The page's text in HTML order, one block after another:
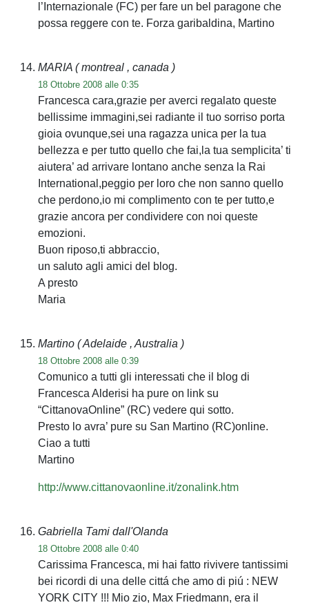
l’Internazionale (FC) per fare un bel paragone che
possa reggere con te. Forza garibaldina, Martino
MARIA ( montreal , canada )
18 Ottobre 2008 alle 0:35
Francesca cara,grazie per averci regalato queste
bellissime immagini,sei radiante il tuo sorriso porta
gioia ovunque,sei una ragazza unica per la tua
bellezza e per tutto quello che fai,la tua semplicita’ ti
aiutera’ ad arrivare lontano anche senza la Rai
International,peggio per loro che non sanno quello
che perdono,io mi complimento con te per tutto,e
grazie ancora per condividere con noi queste
emozioni.
Buon riposo,ti abbraccio,
un saluto agli amici del blog.
A presto
Maria
Martino ( Adelaide , Australia )
18 Ottobre 2008 alle 0:39
Comunico a tutti gli interessati che il blog di
Francesca Alderisi ha pure on link su
“CittanovaOnline” (RC) vedere qui sotto.
Presto lo avra’ pure su San Martino (RC)online.
Ciao a tutti
Martino
http://www.cittanovaonline.it/zonalink.htm
Gabriella Tami dall'Olanda
18 Ottobre 2008 alle 0:40
Carissima Francesca, mi hai fatto rivivere tantissimi
bei ricordi di una delle cittá che amo di piú : NEW
YORK CITY !!! Mio zio, Max Friedmann, era il